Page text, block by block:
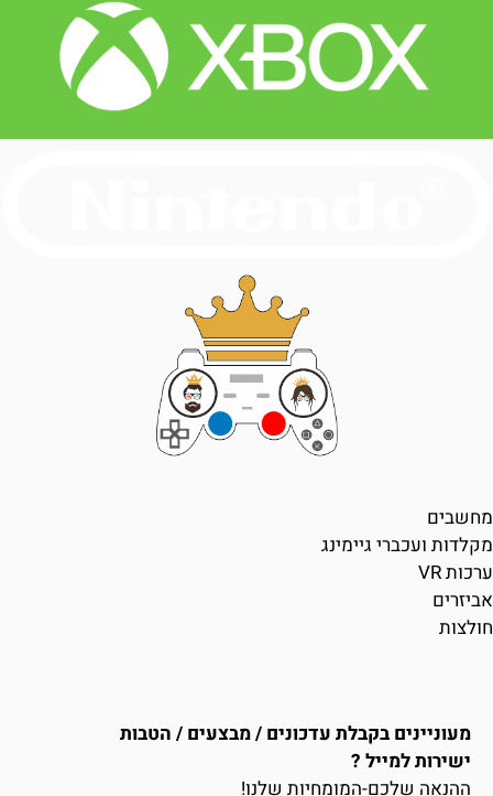
מחשבים
מקלדות ועכברי גיימינג
ערכות VR
אביזרים
חולצות
מעוניינים בקבלת עדכונים / מבצעים / הטבות
ישירות למייל ?
ההנאה שלכם-המומחיות שלנו!